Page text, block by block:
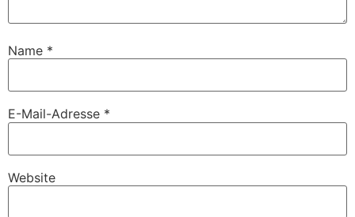
Name *
E-Mail-Adresse *
Website